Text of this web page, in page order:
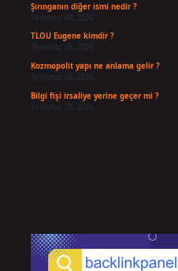
Şırınganın diğer ismi nedir ?
TLOU Eugene kimdir ?
Temmuz 29, 2026
Kozmopolit yapı ne anlama gelir ?
Bilgi fişi irsaliye yerine geçer mi ?
Temmuz 25, 2026